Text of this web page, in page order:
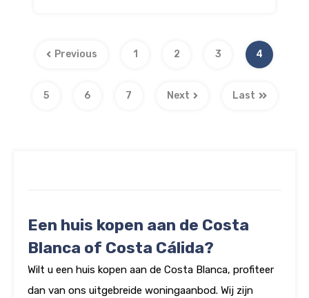
Previous 1 2 3 4
5 6 7 Next Last
Een huis kopen aan de Costa
Blanca of Costa Cálida?
Wilt u een huis kopen aan de Costa Blanca, profiteer
dan van ons uitgebreide woningaanbod. Wij zijn